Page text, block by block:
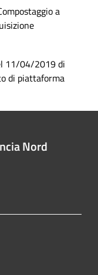
a
11/04/2019 di
di piattaforma
Nord